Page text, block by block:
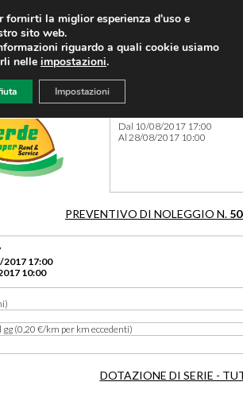
Dal 10/08/2017 17:00
Al 28/08/2017 10:00
PREVENTIVO DI NOLEGGIO N.
2017 17:00
10:00
gg (0,20 €/km per km eccedenti)
DOTAZIONE DI SERIE -
fornirti la miglior esperienza d'uso e
sito web.
riguardo a quali cookie usiamo
nelle impostazioni.
Impostazioni